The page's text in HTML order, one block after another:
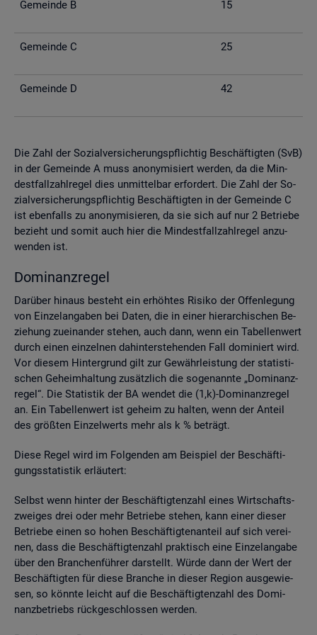
Ge­mein­de B 15
Ge­mein­de C 25
Ge­mein­de D 42
Die Zahl der So­zi­al­ver­si­che­rungs­pflich­tig Be­schäf­tig­ten (SvB)
in der Ge­mein­de A muss an­ony­mi­siert wer­den, da die Min­
dest­fall­zahl­re­gel dies un­mit­tel­bar er­for­dert. Die Zahl der So­
zi­al­ver­si­che­rungs­pflich­tig Be­schäf­tig­ten in der Ge­mein­de C
ist eben­falls zu an­ony­mi­sie­ren, da sie sich auf nur 2 Be­trie­be
be­zieht und somit auch hier die Min­dest­fall­zahl­re­gel an­zu­
wen­den ist.
Do­mi­nanz­re­gel
Dar­über hin­aus be­steht ein er­höh­tes Ri­si­ko der Of­fen­le­gung
von Ein­zel­an­ga­ben bei Daten, die in einer hier­ar­chi­schen Be­
zie­hung zu­ein­an­der ste­hen, auch dann, wenn ein Ta­bel­len­wert
durch einen ein­zel­nen da­hin­ter­ste­hen­den Fall do­mi­niert wird.
Vor die­sem Hin­ter­grund gilt zur Ge­währ­leis­tung der sta­tis­ti­
schen Ge­heim­hal­tung zu­sätz­lich die so­ge­nann­te „Do­mi­nanz­
re­gel“. Die Sta­tis­tik der BA wen­det die (1,k)-Do­mi­nanz­re­gel
an. Ein Ta­bel­len­wert ist ge­heim zu hal­ten, wenn der An­teil
des grö­ß­ten Ein­zel­werts mehr als k % be­trägt.
Diese Regel wird im Fol­gen­den am Bei­spiel der Be­schäf­ti­
gungs­sta­tis­tik er­läu­tert:
Selbst wenn hin­ter der Be­schäf­tig­ten­zahl eines Wirt­schafts­
zwei­ges drei oder mehr Be­trie­be ste­hen, kann einer die­ser
Be­trie­be einen so hohen Be­schäf­tig­ten­an­teil auf sich ver­ei­
nen, dass die Be­schäf­tig­ten­zahl prak­tisch eine Ein­zel­an­ga­be
über den Bran­chen­füh­rer dar­stellt. Würde dann der Wert der
Be­schäf­tig­ten für diese Bran­che in die­ser Re­gi­on aus­ge­wie­
sen, so könn­te leicht auf die Be­schäf­tig­ten­zahl des Do­mi­
nanz­be­triebs rück­ge­schlos­sen wer­den.